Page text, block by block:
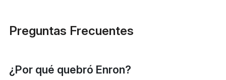
Preguntas Frecuentes
¿Por qué quebró Enron?